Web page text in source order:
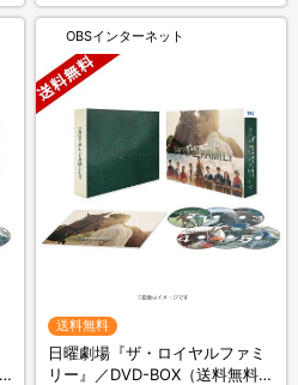
OBSインターネット
送料無料
日曜劇場『ザ・ロイヤルファミ
リー』／DVD-BOX（送料無料・